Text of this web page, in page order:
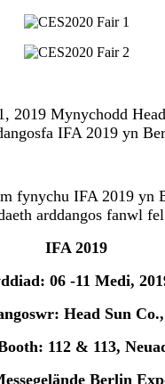
2019 Mynychodd
IFA 2019 yn
fynychu IFA 2019 yn
arddangos fanwl
IFA 2019
06 -11 Medi,
Head Sun
112 & 113,
Berlin